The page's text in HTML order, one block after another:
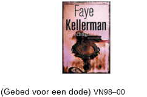
(Gebed voor een dode) VN98–00